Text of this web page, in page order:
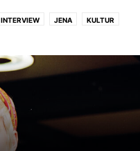
INTERVIEW JENA KULTUR